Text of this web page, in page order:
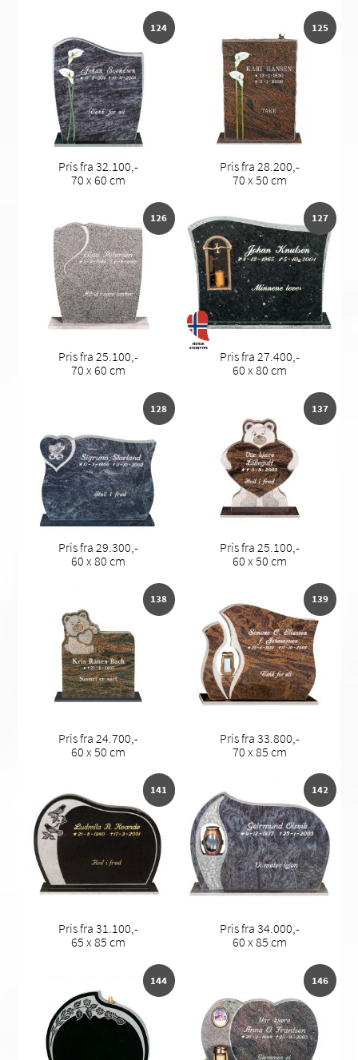
124
Pris fra 32.100,-
70 x 60 cm
125
Pris fra 28.200,-
70 x 50 cm
126
Pris fra 25.100,-
70 x 60 cm
127
Pris fra 27.400,-
60 x 80 cm
128
Pris fra 29.300,-
60 x 80 cm
137
Pris fra 25.100,-
60 x 50 cm
138
Pris fra 24.700,-
60 x 50 cm
139
Pris fra 33.800,-
70 x 85 cm
141
Pris fra 31.100,-
65 x 85 cm
142
Pris fra 34.000,-
60 x 85 cm
144 146